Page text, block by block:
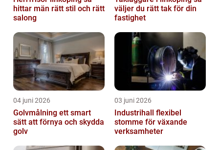
hittar män rätt stil och rätt
salong
väljer du rätt tak för din
fastighet
04 juni 2026
Golvmålning ett smart
sätt att förnya och skydda
golv
03 juni 2026
Industrihall flexibel
stomme för växande
verksamheter